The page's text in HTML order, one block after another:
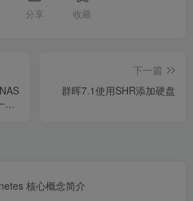
分享 收藏
键
下一篇
群晖7.1使用SHR添加硬盘
核心概念简介